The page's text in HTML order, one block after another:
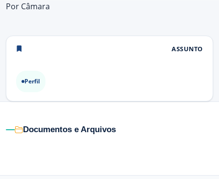
Por Câmara
ASSUNTO
Perfil
Documentos e Arquivos